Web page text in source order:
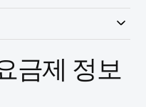
금제 정보